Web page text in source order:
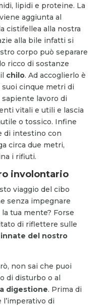
lipidi e proteine. La
aggiunta al
cistifellea alla nostra
alla bile infatti si
corpo può separare
ricco di sostanze
chilo. Ad accoglierlo è
cinque metri di
lavoro di
vitali e utili e lascia
o tossico. Infine
di intestino con
circa due metri,
i rifiuti.
involontario
viaggio del cibo
senza impegnare
tua mente? Forse
di riflettere sulle
del nostro
non sai che puoi
di disturbo o al
digestione. Prima di
di